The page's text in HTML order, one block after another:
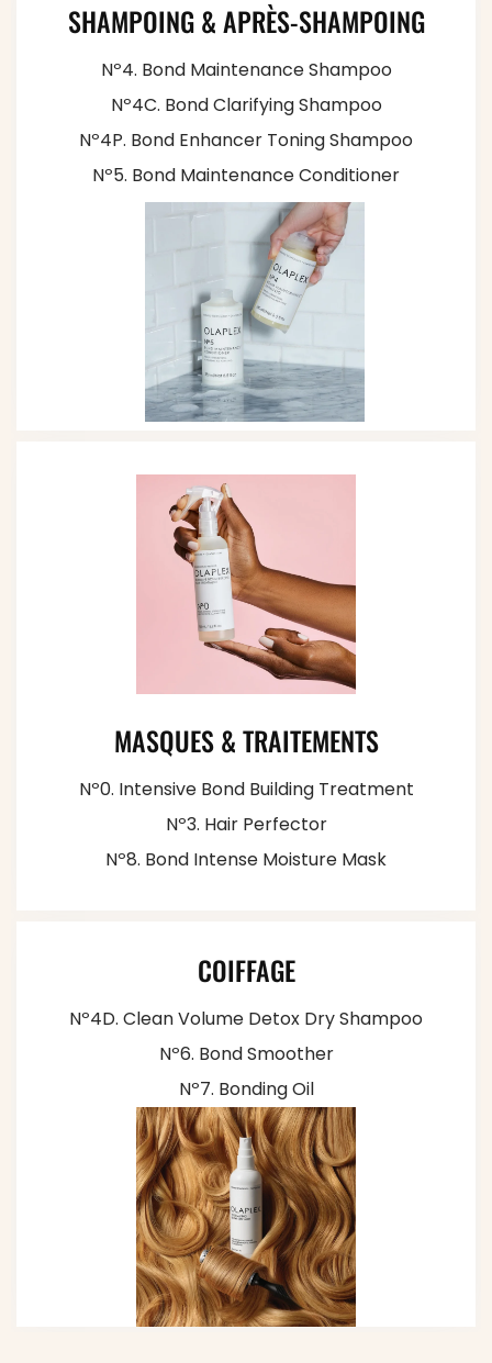
SHAMPOING & APRÈS-SHAMPOING
Nº4. Bond Maintenance Shampoo
Nº4C. Bond Clarifying Shampoo
Nº4P. Bond Enhancer Toning Shampoo
Nº5. Bond Maintenance Conditioner
MASQUES & TRAITEMENTS
Nº0. Intensive Bond Building Treatment
Nº3. Hair Perfector
Nº8. Bond Intense Moisture Mask
COIFFAGE
Nº4D. Clean Volume Detox Dry Shampoo
Nº6. Bond Smoother
Nº7. Bonding Oil